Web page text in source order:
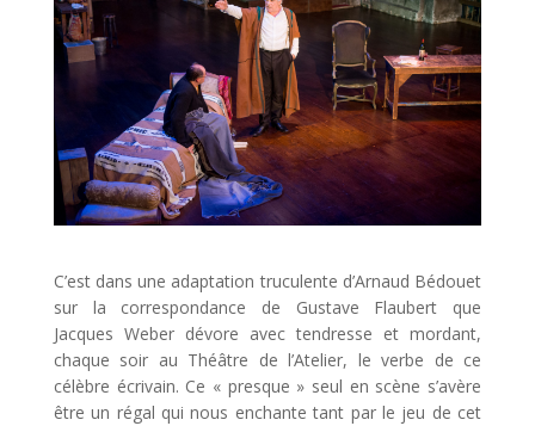
C’est dans une adaptation truculente d’Arnaud Bédouet
sur la correspondance de Gustave Flaubert que
Jacques Weber dévore avec tendresse et mordant,
chaque soir au Théâtre de l’Atelier, le verbe de ce
célèbre écrivain. Ce « presque » seul en scène s’avère
être un régal qui nous enchante tant par le jeu de cet